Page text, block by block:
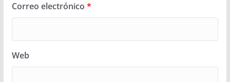
Correo electrónico *
Web